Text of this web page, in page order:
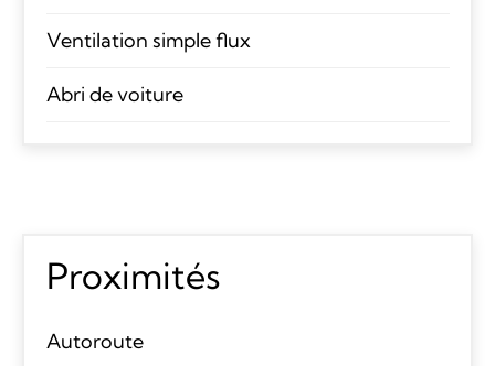
Ventilation simple flux
Abri de voiture
Proximités
Autoroute